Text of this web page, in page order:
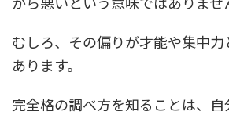
むしろ、その偏りが才能や集中
あります。
完全格の調べ方を知ることは、